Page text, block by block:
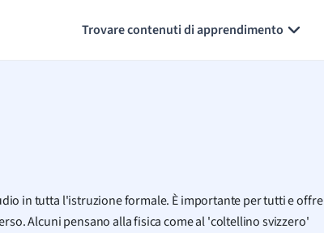
Trovare contenuti di apprendimento
in tutta l'istruzione formale. È importante per tutti e offre
Alcuni pensano alla fisica come al 'coltellino svizzero'